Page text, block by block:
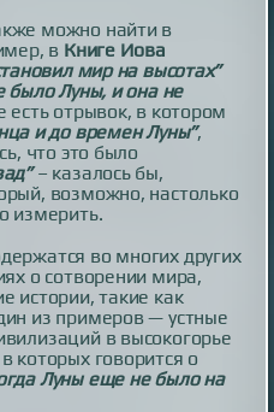
можно найти в
в Книге Иова
мир на высотах”
было Луны, и она не
есть отрывок, в котором
и до времен Луны”,
что это было
– казалось бы,
возможно, настолько
измерить.
во многих других
о сотворении мира,
истории, такие как
из примеров — устные
в высокогорье
которых говорится о
Луны еще не было на